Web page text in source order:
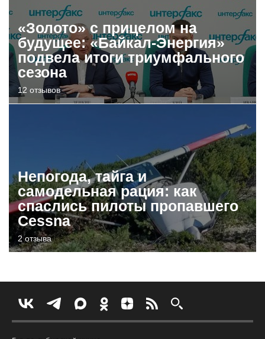
«Золото» с прицелом на
будущее: «Байкал-Энергия»
подвела итоги триумфального
сезона
12 отзывов
Непогода, тайга и
самодельная рация: как
спаслись пилоты пропавшего
Cessna
2 отзыва